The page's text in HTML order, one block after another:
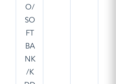
O/
SO
FT
BA
NK
/K